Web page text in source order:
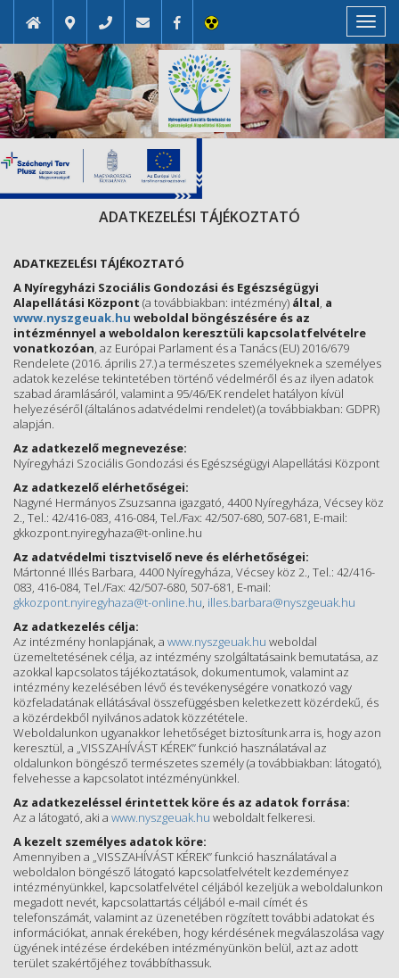
ADATKEZELÉSI TÁJÉKOZTATÓ
ADATKEZELÉSI TÁJÉKOZTATÓ
A Nyíregyházi Szociális Gondozási és Egészségügyi
Alapellátási Központ (a továbbiakban: intézmény) által, a
www.nyszgeuak.hu weboldal böngészésére és az
intézménnyel a weboldalon keresztüli kapcsolatfelvételre
vonatkozóan, az Európai Parlament és a Tanács (EU) 2016/679
Rendelete (2016. április 27.) a természetes személyeknek a személyes
adatok kezelése tekintetében történő védelméről és az ilyen adatok
szabad áramlásáról, valamint a 95/46/EK rendelet hatályon kívül
helyezéséről (általános adatvédelmi rendelet) (a továbbiakban: GDPR)
alapján.
Az adatkezelő megnevezése:
Nyíregyházi Szociális Gondozási és Egészségügyi Alapellátási Központ
Az adatkezelő elérhetőségei:
Nagyné Hermányos Zsuzsanna igazgató, 4400 Nyíregyháza, Vécsey köz
2., Tel.: 42/416-083, 416-084, Tel./Fax: 42/507-680, 507-681, E-mail:
gkkozpont.nyiregyhaza@t-online.hu
Az adatvédelmi tisztviselő neve és elérhetőségei:
Mártonné Illés Barbara, 4400 Nyíregyháza, Vécsey köz 2., Tel.: 42/416-
083, 416-084, Tel./Fax: 42/507-680, 507-681, E-mail:
gkkozpont.nyiregyhaza@t-online.hu, illes.barbara@nyszgeuak.hu
Az adatkezelés célja:
Az intézmény honlapjának, a www.nyszgeuak.hu weboldal
üzemeltetésének célja, az intézmény szolgáltatásaink bemutatása, az
azokkal kapcsolatos tájékoztatások, dokumentumok, valamint az
intézmény kezelésében lévő és tevékenységére vonatkozó vagy
közfeladatának ellátásával összefüggésben keletkezett közérdekű, és
a közérdekből nyilvános adatok közzététele.
Weboldalunkon ugyanakkor lehetőséget biztosítunk arra is, hogy azon
keresztül, a „VISSZAHÍVÁST KÉREK” funkció használatával az
oldalunkon böngésző természetes személy (a továbbiakban: látogató),
felvehesse a kapcsolatot intézményünkkel.
Az adatkezeléssel érintettek köre és az adatok forrása:
Az a látogató, aki a www.nyszgeuak.hu weboldalt felkeresi.
A kezelt személyes adatok köre:
Amennyiben a „VISSZAHÍVÁST KÉREK” funkció használatával a
weboldalon böngésző látogató kapcsolatfelvételt kezdeményez
intézményünkkel, kapcsolatfelvétel céljából kezeljük a weboldalunkon
megadott nevét, kapcsolattartás céljából e-mail címét és
telefonszámát, valamint az üzenetében rögzített további adatokat és
információkat, annak érekében, hogy kérdésének megválaszolása vagy
ügyének intézése érdekében intézményünkön belül, azt az adott
terület szakértőjéhez továbbíthassuk.